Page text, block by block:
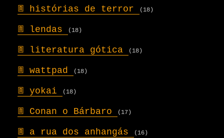
𖣍 histórias de terror (18)
𖣍 lendas (18)
𖣍 literatura gótica (18)
𖣍 wattpad (18)
𖣍 yokai (18)
𖣍 Conan o Bárbaro (17)
𖣍 a rua dos anhangás (16)